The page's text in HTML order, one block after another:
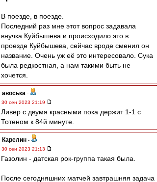
В поезде, в поезде.
Последний раз мне этот вопрос задавала
внучка Куйбышева и происходило это в
проезде Куйбышева, сейчас вроде сменил он
название. Очень уж её это интересовало. Сука
была редкостная, а нам такими быть не
хочется.
авоська -
30 сен 2023 21:19
Ливер с двумя красными пока держит 1-1 с
Тотеном к 84й минуте.
Карелин -
30 сен 2023 21:13
Газолин - датская рок-группа такая была.
После сегодняшних матчей завтрашняя задача